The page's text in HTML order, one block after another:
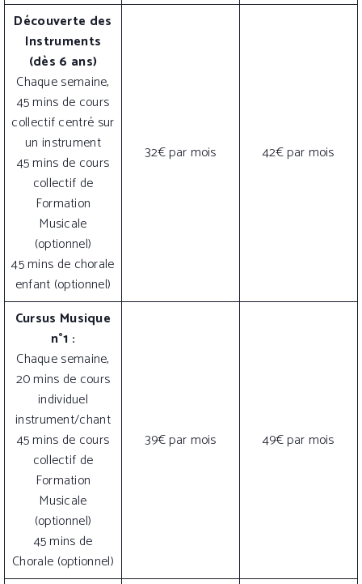
Découverte des
Instruments
(dès 6 ans)
Chaque semaine,
45 mins de cours
collectif centré sur
un instrument
45 mins de cours
collectif de
Formation
Musicale
(optionnel)
45 mins de chorale
enfant (optionnel)
32€ par mois 42€ par mois
Cursus Musique
n°1 :
Chaque semaine,
20 mins de cours
individuel
instrument/chant
45 mins de cours
collectif de
Formation
Musicale
(optionnel)
45 mins de
Chorale (optionnel)
39€ par mois 49€ par mois